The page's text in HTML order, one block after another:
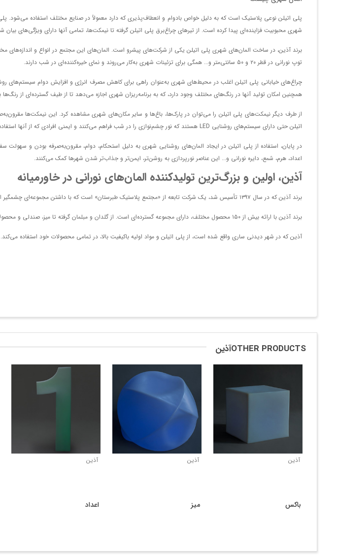
جدول نورانی هلال
المان شمعی پلی اتیلن نوری
المان هرمی ارتفاع 150
المان هرمی ارتفاع 100
توپ نورانی قطر 20
توپ نورانی قطر 50
پلی اتیلن نوعی پلاستیک است که به دلیل خواص بادوام و انعطاف‌پذیری که دارد معمولاً در صنایع مختلف استفاده
شهری محبوبیت فزاینده‌ای پیدا کرده است. از تیر‌های چراغ‌برق‌ پلی اتیلن گرفته تا نیمکت‌ها، تمامی آنها دارای ویژگی‌های
توپ نورانی در قطر ۲۰ و ۵۰ سانتی‌متر و... همگی برای تزئینات شهری به‌کار می‌روند و نمای خیره‌کننده‌ای در شب دارند.
چراغ‌های خیابانی پلی اتیلن اغلب در محیط‌های شهری به‌عنوان راهی برای کاهش مصرف انرژی و افزایش دوام سیستم‌های
همچنین امکان تولید آنها در رنگ‌های مختلف وجود دارد، که به برنامه‌ریزان شهری اجازه می‌دهد تا از طیف گسترده‌ای از رنگ‌ها
از طرف دیگر نیمکت‌های پلی اتیلن را می‌توان در پارک‌ها، باغ‌ها و سایر مکان‌های شهری مشاهده کرد. این نیمکت‌ها
اتیلن حتی دارای سیستم‌های روشنایی LED هستند که نور چشم‌نوازی را در شب فراهم می‌کنند و ایمنی افرادی که از آنها استفاده می‌کنند را تضمین می‌کند.
در پایان، استفاده از پلی اتیلن در ایجاد المان‌های روشنایی شهری به دلیل استحکام، دوام، مقرون‌به‌صرفه بودن و
اعداد، هرم، شمع، دایره نورانی و... این عناصر نورپردازی به روشن‌تر، ایمن‌تر و جذاب‌تر شدن شهرها کمک می‌کنند.
آذین، اولین و بزرگ‌ترین تولید‌کننده المان‌های نورانی در خاورمیانه
برند آذین که در سال ۱۳۹۷ تأسیس شد، یک شرکت تابعه از «مجتمع پلاستیک طبرستان» است که با داشتن مجموعه‌ای چشمگیر از محصولات، یکی از بزرگ‌ترین تولید‌کنندگان المان‌های نورانی در منطقه است.
برند آذین با ارائه بیش از ۱۵۰ محصول مختلف، دارای مجموعه گسترده‌ای است. از گلدان و مبلمان گرفته تا میز، صندلی و محصولات تزئینی، در کاتالوگ محصولات آذین، محصولی برای تمام سلایق وجود دارد.
آذین که در شهر دیدنی ساری واقع شده است، از پلی اتیلن و مواد اولیه باکیفیت بالا، در تمامی محصولات خود استفاده
OTHER PRODUCTSآذین
باکس